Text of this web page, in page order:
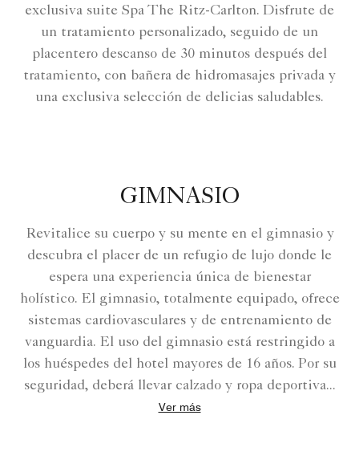
exclusiva suite Spa The Ritz-Carlton. Disfrute de
un tratamiento personalizado, seguido de un
placentero descanso de 30 minutos después del
tratamiento, con bañera de hidromasajes privada y
una exclusiva selección de delicias saludables.
GIMNASIO
Revitalice su cuerpo y su mente en el gimnasio y
descubra el placer de un refugio de lujo donde le
espera una experiencia única de bienestar
holístico. El gimnasio, totalmente equipado, ofrece
sistemas cardiovasculares y de entrenamiento de
vanguardia. El uso del gimnasio está restringido a
los huéspedes del hotel mayores de 16 años. Por su
seguridad, deberá llevar calzado y ropa deportiva...
Ver más